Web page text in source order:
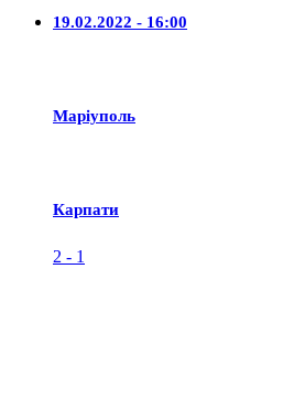
19.02.2022 - 16:00
Маріуполь
Карпати
2 - 1